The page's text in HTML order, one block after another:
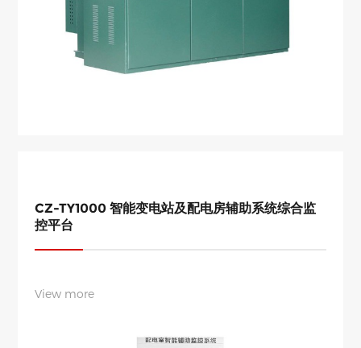
CZ-TY1000 智能变电站及配电房辅助系统综合监
控平台
View more